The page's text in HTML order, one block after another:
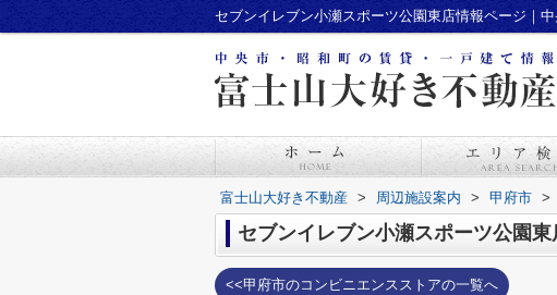
富士山大好き不動産 > 周辺施設案内 > 甲府市 >
セブンイレブン小瀬スポーツ公園東
<<甲府市のコンビニエンスストアの一覧へ